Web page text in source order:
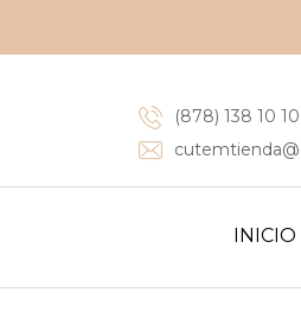
(878) 138 10 10
INICIO